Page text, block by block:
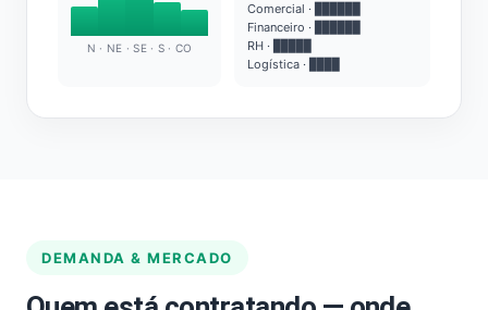
N · NE · SE · S · CO
Comercial · ██████
Financeiro · ██████
RH · █████
Logística · ████
DEMANDA & MERCADO